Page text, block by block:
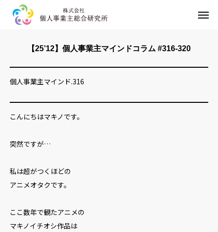
【25’12】個人事業主マインドコラム #316-320
個人事業主マインド.316
こんにちはマキノです。
突然ですが…
私は超がつくほどの
アニメオタクです。
ここ数年で観たアニメの
マキノイチオシ作品は
事業内容
お問い合わせ
プライバシーポリシー